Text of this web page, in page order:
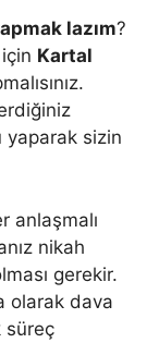
lazım?
Kartal
yaparak sizin
anlaşmalı
nikah
gerekir.
olarak dava
süreç